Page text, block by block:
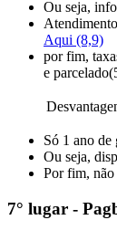
Ou seja,
Aqui (8,9)
por fim,
e
Só 1 ano de
Ou seja,
Por fim, não
7° lugar -